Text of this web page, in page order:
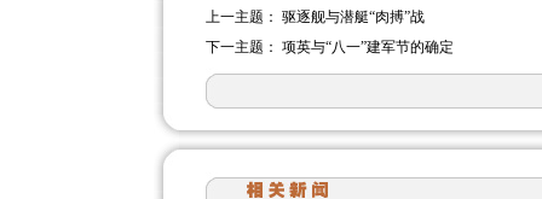
上一主题： 驱逐舰与潜艇“肉搏”战
下一主题： 项英与“八一”建军节的确定